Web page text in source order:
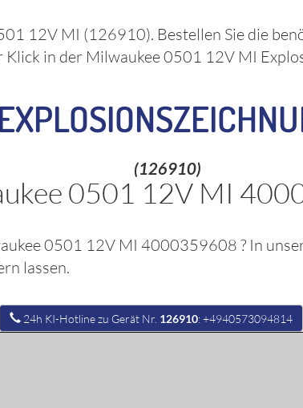
12V MI (126910). Bestellen Sie die
Klick in der Milwaukee 0501 12V MI
(126910)
0501 12V MI
0501 12V MI 4000359608? In
lassen.
24h KI-Hotline zu Gerät Nr. 126910: +4940573094814